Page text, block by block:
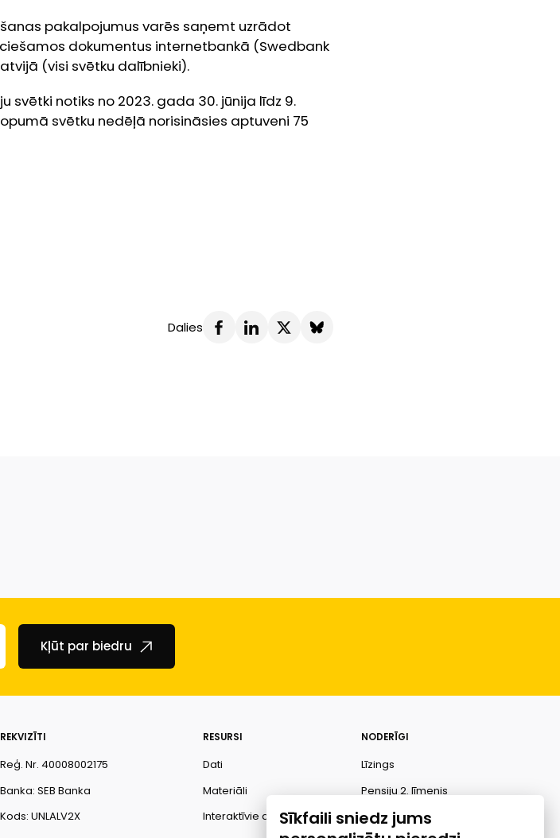
pakalpojumus varēs saņemt uzrādot
dokumentus internetbankā (Swedbank
(visi svētku dalībnieki).
svētki notiks no 2023. gada 30. jūnija līdz 9.
svētku nedēļā norisināsies aptuveni 75
Dalies
Kļūt par biedru
REKVIZĪTI
Reģ. Nr. 40008002175
Banka: SEB Banka
Kods: UNLALV2X
RESURSI
Dati
Materiāli
Interaktīvie dati
NODERĪGI
Līzings
Pensiju 2. līmenis
Finanšu pratība
Sīkfaili sniedz jums